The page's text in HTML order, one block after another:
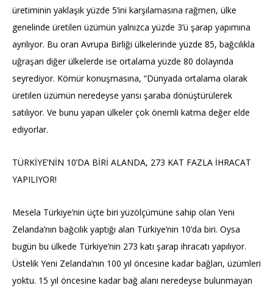
üretiminin yaklaşık yüzde 5’ini karşılamasına rağmen, ülke
genelinde üretilen üzümün yalnızca yüzde 3’ü şarap yapımına
ayrılıyor. Bu oran Avrupa Birliği ülkelerinde yüzde 85, bağcılıkla
uğraşan diğer ülkelerde ise ortalama yüzde 80 dolayında
seyrediyor. Kömür konuşmasına, “Dünyada ortalama olarak
üretilen üzümün neredeyse yarısı şaraba dönüştürülerek
satılıyor. Ve bunu yapan ülkeler çok önemli katma değer elde
ediyorlar.
TÜRKİYE’NİN 10’DA BİRİ ALANDA, 273 KAT FAZLA İHRACAT
YAPILIYOR!
Mesela Türkiye’nin üçte biri yüzölçümüne sahip olan Yeni
Zelanda’nın bağcılık yaptığı alan Türkiye’nin 10’da biri. Oysa
bugün bu ülkede Türkiye’nin 273 katı şarap ihracatı yapılıyor.
Üstelik Yeni Zelanda’nın 100 yıl öncesine kadar bağları, üzümleri
yoktu. 15 yıl öncesine kadar bağ alanı neredeyse bulunmayan